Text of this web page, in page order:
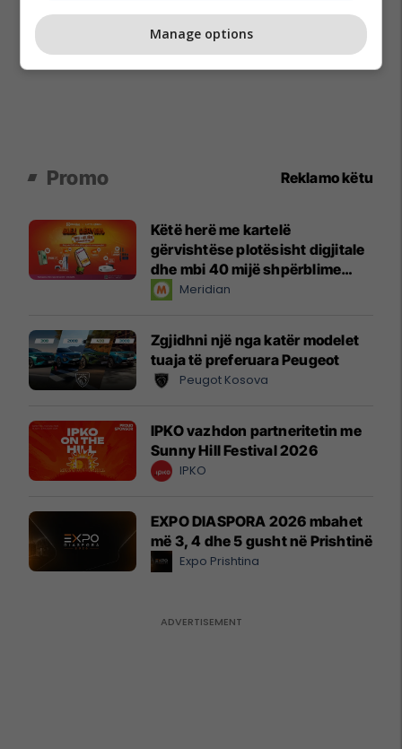
Promo Reklamo këtu
Këtë herë me kartelë
gërvishtëse plotësisht digjitale
dhe mbi 40 mijë shpërblime
instant!Meridian
Zgjidhni një nga katër modelet
tuaja të preferuara Peugeot
Peugot Kosova
IPKO vazhdon partneritetin me
Sunny Hill Festival 2026
IPKO
EXPO DIASPORA 2026 mbahet
më 3, 4 dhe 5 gusht në Prishtinë
Expo Prishtina
Manage options